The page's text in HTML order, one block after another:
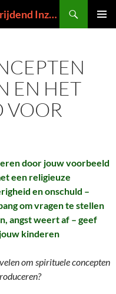
Ask The Real Jesus – Voortschrijdend Inzicht in de Zin van het Leven
EN HET
VOOR
door jouw voorbeeld
een religieuze
en onschuld –
om vragen te stellen
angst weert af – geef
kinderen
om spirituele concepten